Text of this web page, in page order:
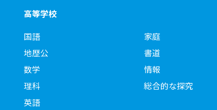
高等学校
国語
地歴公
数学
理科
英語
家庭
書道
情報
総合的な探究